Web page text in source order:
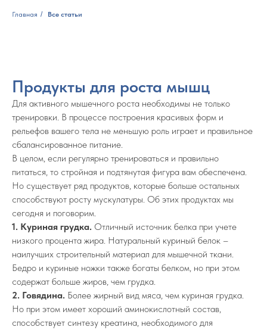
Главная / Все статьи
Продукты для роста мышц
Для активного мышечного роста необходимы не только
тренировки. В процессе построения красивых форм и
рельефов вашего тела не меньшую роль играет и правильное
сбалансированное питание.
В целом, если регулярно тренироваться и правильно
питаться, то стройная и подтянутая фигура вам обеспечена.
Но существует ряд продуктов, которые больше остальных
способствуют росту мускулатуры. Об этих продуктах мы
сегодня и поговорим.
1. Куриная грудка. Отличный источник белка при учете
низкого процента жира. Натуральный куриный белок –
наилучших строительный материал для мышечной ткани.
Бедро и куриные ножки также богаты белком, но при этом
содержат больше жиров, чем грудка.
2. Говядина. Более жирный вид мяса, чем куриная грудка.
Но при этом имеет хороший аминокислотный состав,
способствует синтезу креатина, необходимого для